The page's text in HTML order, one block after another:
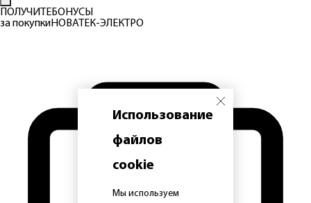
Использование
файлов
cookie
Мы используем
ПОЛУЧИТЕБОНУСЫ
за покупкиНОВАТЕК-ЭЛЕКТРО